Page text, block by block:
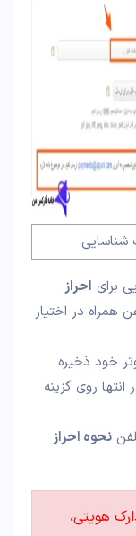
شناسایی
برای احراز
همراه در اختیار
خود ذخیره
انتها روی گزینه
نحوه احراز
هویتی،